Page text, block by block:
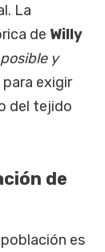
La
de Willy
y
para exigir
del tejido
de
es